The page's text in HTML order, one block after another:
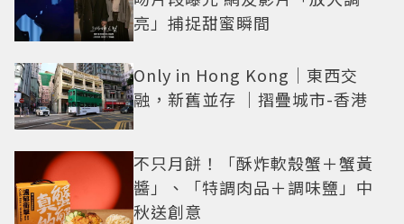
亮」捕捉甜蜜瞬間
Only in Hong Kong｜東西交
融，新舊並存 ｜摺疊城市-香港
不只月餅！「酥炸軟殼蟹＋蟹黃
醬」、「特調肉品＋調味鹽」中
秋送創意